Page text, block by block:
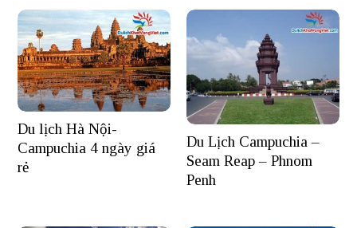
Du lịch Hà Nội-
Campuchia 4 ngày giá
rẻ
Du Lịch Campuchia –
Seam Reap – Phnom
Penh